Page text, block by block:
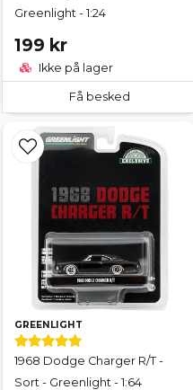
Greenlight - 1:24
199 kr
Ikke på lager
Få besked
GREENLIGHT
1968 Dodge Charger R/T -
Sort - Greenlight - 1:64